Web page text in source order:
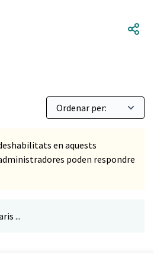
en aquests
poden respondre
...